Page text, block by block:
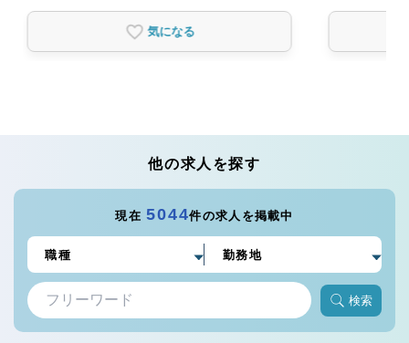
気になる
他の求人を探す
現在5044件の求人を掲載中
検索